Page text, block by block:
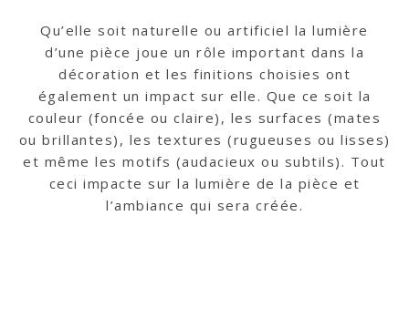
Qu’elle soit naturelle ou artificiel la lumière
d’une pièce joue un rôle important dans la
décoration et les finitions choisies ont
également un impact sur elle. Que ce soit la
couleur (foncée ou claire), les surfaces (mates
ou brillantes), les textures (rugueuses ou lisses)
et même les motifs (audacieux ou subtils). Tout
ceci impacte sur la lumière de la pièce et
l’ambiance qui sera créée.